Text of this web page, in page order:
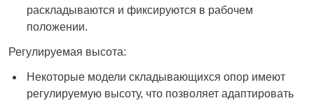
раскладываются и фиксируются в рабочем
положении.
Регулируемая высота:
Некоторые модели складывающихся опор имеют
регулируемую высоту, что позволяет адаптировать